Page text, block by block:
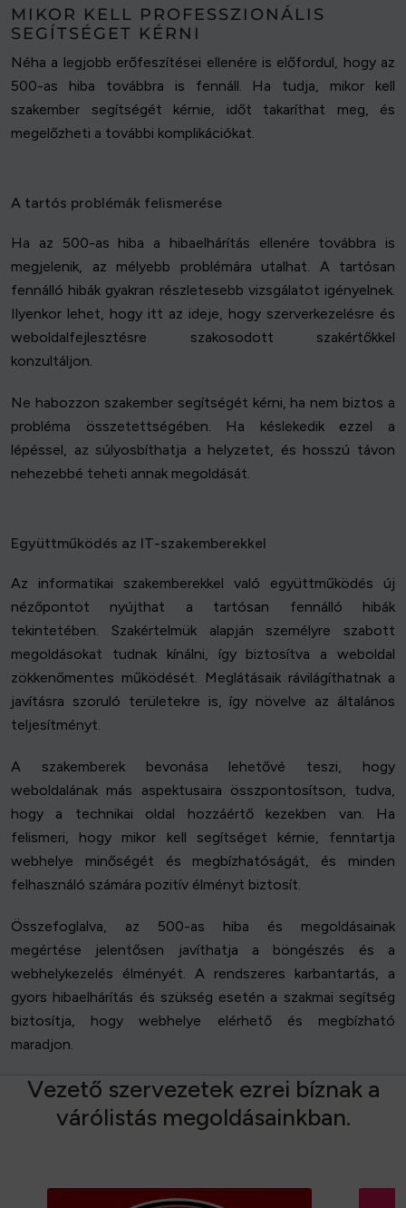
MIKOR KELL PROFESSZIONÁLIS
SEGÍTSÉGET KÉRNI
Néha a legjobb erőfeszítései ellenére is előfordul, hogy az
500-as hiba továbbra is fennáll. Ha tudja, mikor kell
szakember segítségét kérnie, időt takaríthat meg, és
megelőzheti a további komplikációkat.
A tartós problémák felismerése
Ha az 500-as hiba a hibaelhárítás ellenére továbbra is
megjelenik, az mélyebb problémára utalhat. A tartósan
fennálló hibák gyakran részletesebb vizsgálatot igényelnek.
Ilyenkor lehet, hogy itt az ideje, hogy szerverkezelésre és
weboldalfejlesztésre szakosodott szakértőkkel
konzultáljon.
Ne habozzon szakember segítségét kérni, ha nem biztos a
probléma összetettségében. Ha késlekedik ezzel a
lépéssel, az súlyosbíthatja a helyzetet, és hosszú távon
nehezebbé teheti annak megoldását.
Együttműködés az IT-szakemberekkel
Az informatikai szakemberekkel való együttműködés új
nézőpontot nyújthat a tartósan fennálló hibák
tekintetében. Szakértelmük alapján személyre szabott
megoldásokat tudnak kínálni, így biztosítva a weboldal
zökkenőmentes működését. Meglátásaik rávilágíthatnak a
javításra szoruló területekre is, így növelve az általános
teljesítményt.
A szakemberek bevonása lehetővé teszi, hogy
weboldalának más aspektusaira összpontosítson, tudva,
hogy a technikai oldal hozzáértő kezekben van. Ha
felismeri, hogy mikor kell segítséget kérnie, fenntartja
webhelye minőségét és megbízhatóságát, és minden
felhasználó számára pozitív élményt biztosít.
Összefoglalva, az 500-as hiba és megoldásainak
megértése jelentősen javíthatja a böngészés és a
webhelykezelés élményét. A rendszeres karbantartás, a
gyors hibaelhárítás és szükség esetén a szakmai segítség
biztosítja, hogy webhelye elérhető és megbízható
maradjon.
Vezető szervezetek ezrei bíznak a
várólistás megoldásainkban.